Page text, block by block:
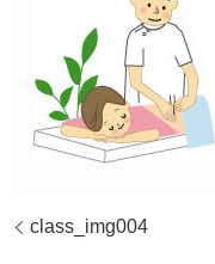
class_img004